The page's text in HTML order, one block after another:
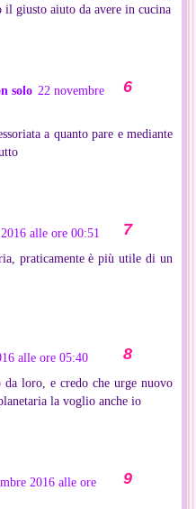
il giusto aiuto da avere in cucina
solo 22 novembre
a quanto pare e mediante
alle ore 00:51
praticamente è più utile di un
alle ore 05:40
da loro, e credo che urge nuovo
la voglio anche io
2016 alle ore